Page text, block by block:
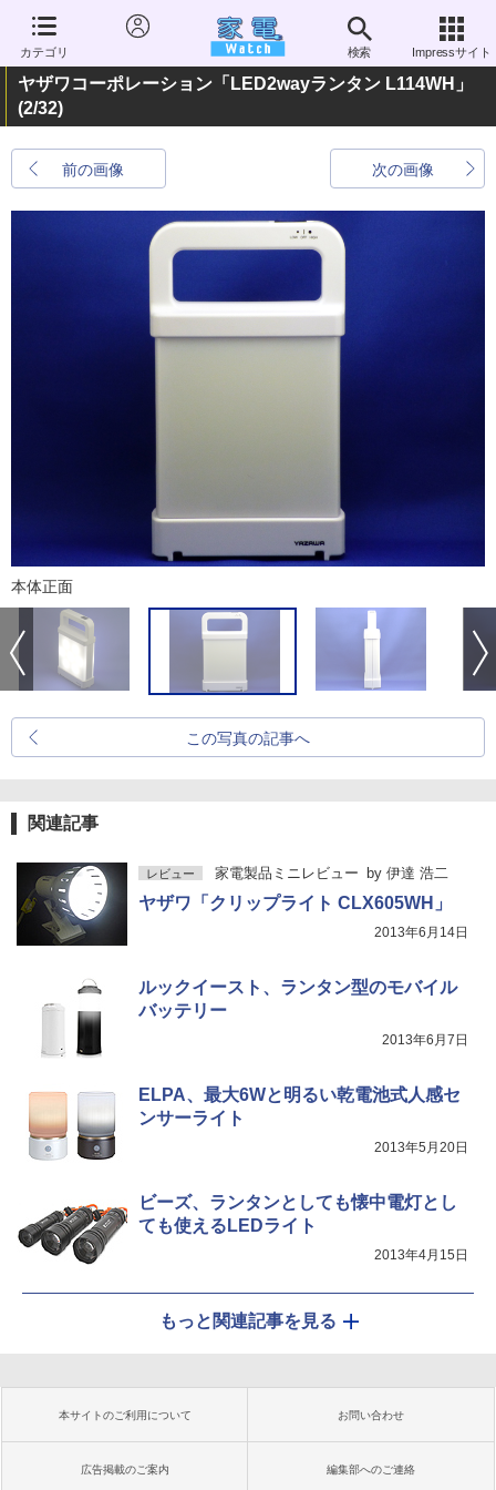
カテゴリ 検索 Impressサイト
ヤザワコーポレーション「LED2wayランタン L114WH」
(2/32)
前の画像 次の画像
本体正面
この写真の記事へ
関連記事
レビュー 家電製品ミニレビュー by 伊達 浩二
ヤザワ「クリップライト CLX605WH」
2013年6月14日
ルックイースト、ランタン型のモバイル
バッテリー
2013年6月7日
ELPA、最大6Wと明るい乾電池式人感セ
ンサーライト
2013年5月20日
ビーズ、ランタンとしても懐中電灯とし
ても使えるLEDライト
2013年4月15日
もっと関連記事を見る
本サイトのご利用について お問い合わせ
広告掲載のご案内 編集部へのご連絡